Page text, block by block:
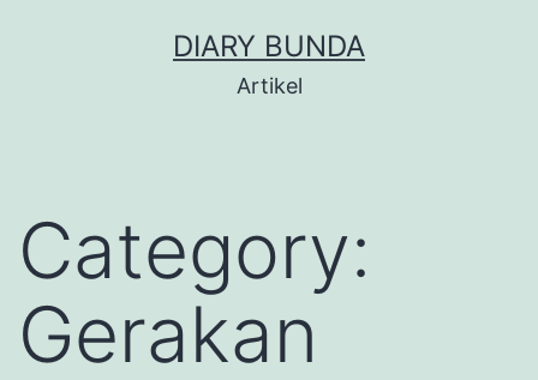
DIARY BUNDA
Artikel
Category:
Gerakan